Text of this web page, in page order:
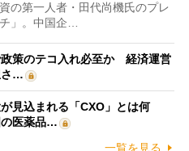
の第一人者・田代尚機氏のプレ
」。中国企…
策のテコ入れ必至か 経済運営
さ…
見込まれる「CXO」とは何
医薬品…
一覧を見る